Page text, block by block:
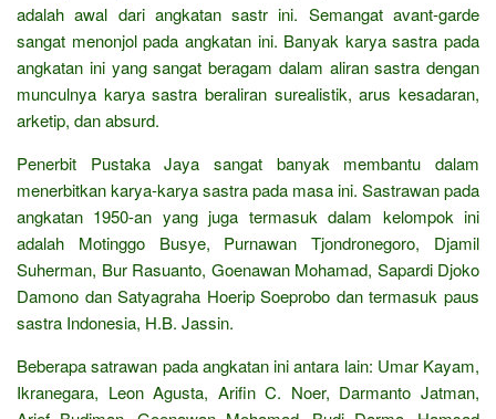
adalah awal dari angkatan sastr ini. Semangat avant-garde
sangat menonjol pada angkatan ini. Banyak karya sastra pada
angkatan ini yang sangat beragam dalam aliran sastra dengan
munculnya karya sastra beraliran surealistik, arus kesadaran,
arketip, dan absurd.
Penerbit Pustaka Jaya sangat banyak membantu dalam
menerbitkan karya-karya sastra pada masa ini. Sastrawan pada
angkatan 1950-an yang juga termasuk dalam kelompok ini
adalah Motinggo Busye, Purnawan Tjondronegoro, Djamil
Suherman, Bur Rasuanto, Goenawan Mohamad, Sapardi Djoko
Damono dan Satyagraha Hoerip Soeprobo dan termasuk paus
sastra Indonesia, H.B. Jassin.
Beberapa satrawan pada angkatan ini antara lain: Umar Kayam,
Ikranegara, Leon Agusta, Arifin C. Noer, Darmanto Jatman,